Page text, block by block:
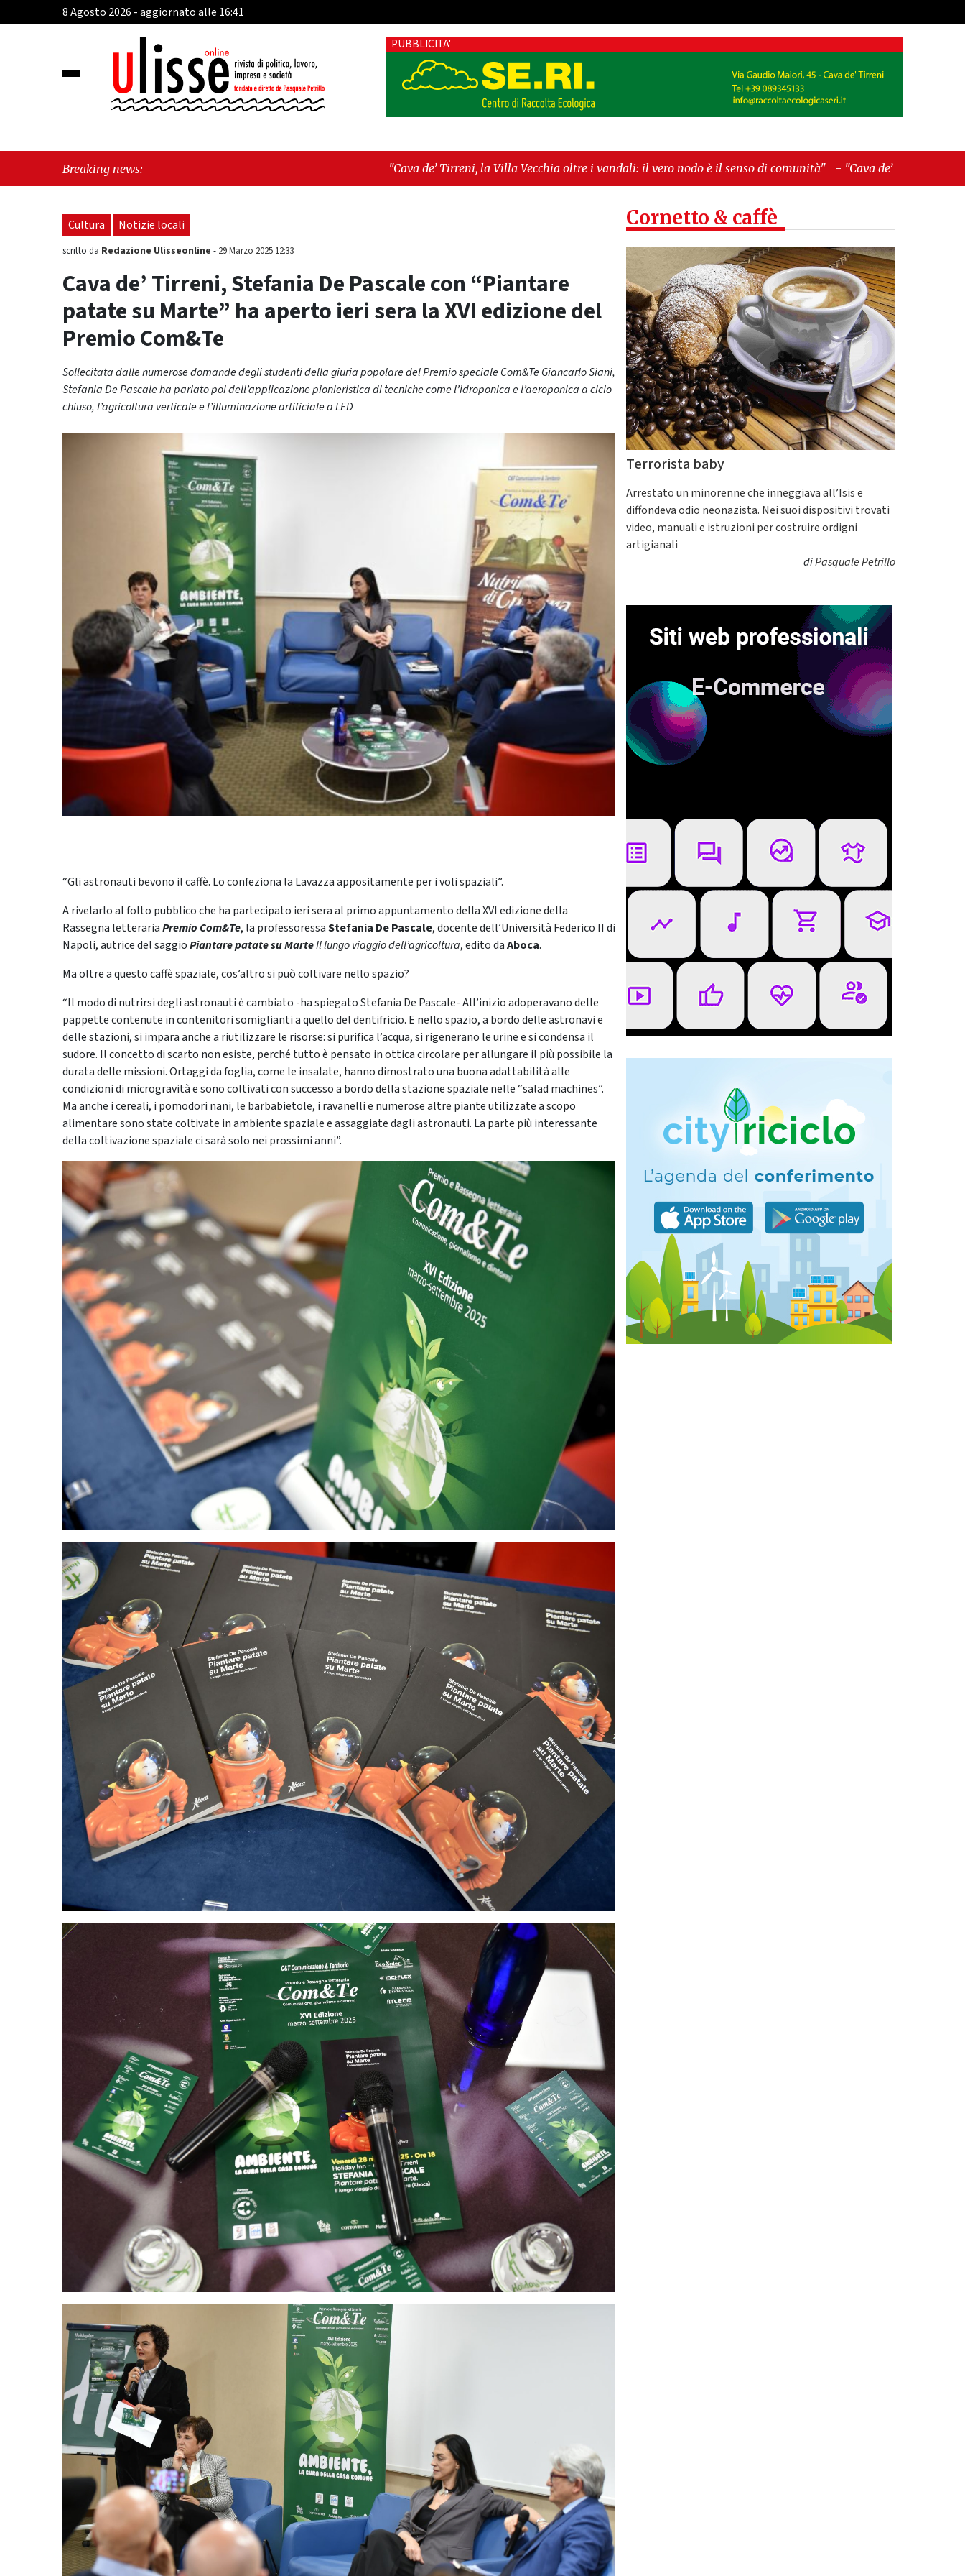
8 Agosto 2026 - aggiornato alle 16:41
PUBBLICITA'
Breaking news: "Cava de’ Tirreni, la Villa Vecchia oltre i vandali: il vero nodo è il senso di comunità" -"Cava de’ Tirreni, La Fratellanza sull'ultima
seduta consiliare: “Serve chiarezza!”"
Cultura Notizie locali
scritto da Redazione Ulisseonline - 29 Marzo 2025 12:33
Cava de’ Tirreni, Stefania De Pascale con “Piantare
patate su Marte” ha aperto ieri sera la XVI edizione del
Premio Com&Te
Sollecitata dalle numerose domande degli studenti della giuria popolare del Premio speciale Com&Te Giancarlo Siani,
Stefania De Pascale ha parlato poi dell’applicazione pionieristica di tecniche come l’idroponica e l’aeroponica a ciclo
chiuso, l’agricoltura verticale e l’illuminazione artificiale a LED
“Gli astronauti bevono il caffè. Lo confeziona la Lavazza appositamente per i voli spaziali”.
A rivelarlo al folto pubblico che ha partecipato ieri sera al primo appuntamento della XVI edizione della
Rassegna letterariaPremio Com&Te, la professoressaStefania De Pascale, docente dell’Università Federico II di
Napoli, autrice del saggioPiantare patate su MarteIl lungo viaggio dell’agricoltura, edito daAboca.
Ma oltre a questo caffè spaziale, cos’altro si può coltivare nello spazio?
“Il modo di nutrirsi degli astronauti è cambiato -ha spiegato Stefania De Pascale- All’inizio adoperavano delle
pappette contenute in contenitori somiglianti a quello del dentifricio. E nello spazio, a bordo delle astronavi e
delle stazioni, si impara anche a riutilizzare le risorse: si purifica l’acqua, si rigenerano le urine e si condensa il
sudore. Il concetto di scarto non esiste, perché tutto è pensato in ottica circolare per allungare il più possibile la
durata delle missioni. Ortaggi da foglia, come le insalate, hanno dimostrato una buona adattabilità alle
condizioni di microgravità e sono coltivati con successo a bordo della stazione spaziale nelle “salad machines”.
Ma anche i cereali, i pomodori nani, le barbabietole, i ravanelli e numerose altre piante utilizzate a scopo
alimentare sono state coltivate in ambiente spaziale e assaggiate dagli astronauti. La parte più interessante
della coltivazione spaziale ci sarà solo nei prossimi anni”.
Cornetto & caffè
Terrorista baby
Arrestato un minorenne che inneggiava all’Isis e
diffondeva odio neonazista. Nei suoi dispositivi trovati
video, manuali e istruzioni per costruire ordigni
artigianali
diPasquale Petrillo